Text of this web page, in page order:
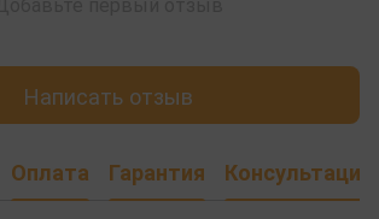
Написать отзыв
Оплата Гарантия Консультация